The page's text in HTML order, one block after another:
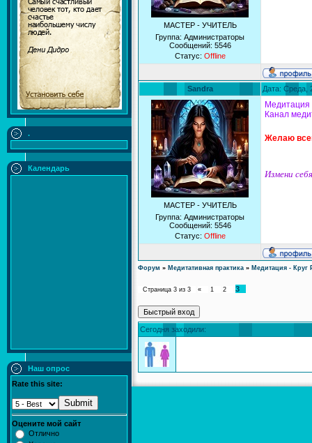
.
Календарь
Наш опрос
Rate this site:
Submit
Оцените мой сайт
Отлично
МАСТЕР - УЧИТЕЛЬ
Группа: Администраторы
Сообщений: 5546
Статус: Offline
Sandra Дата: Среда,
МАСТЕР - УЧИТЕЛЬ
Группа: Администраторы
Сообщений: 5546
Статус: Offline
Канал
Желаю
Измени
Форум » Медитативная практика » Медитация - Круг
Страница 3 из 3 « 1 2 3
Сегодня заходили: